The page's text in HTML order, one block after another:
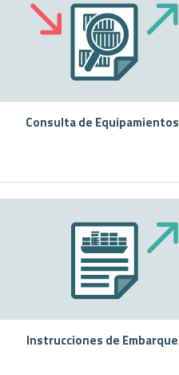
Consulta de Equipamientos
Instrucciones de Embarque